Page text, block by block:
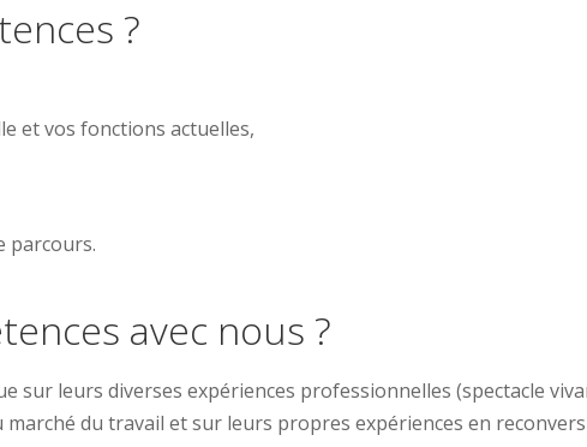
?
et vos fonctions actuelles,
parcours.
avec nous ?
sur leurs diverses expériences professionnelles (spectacle
du travail et sur leurs propres expériences en